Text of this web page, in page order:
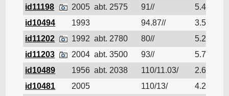
id11198
2005 abt. 2575 91// 5.4
id10494
1993 94.87// 3.55
id11202
1992 abt. 2780 80// 5.2
id11203
2004 abt. 3500 93// 5.7
id10489
1956 abt. 2038 110/11.03/ 2.65
id10481
2005 110/13/ 4.2